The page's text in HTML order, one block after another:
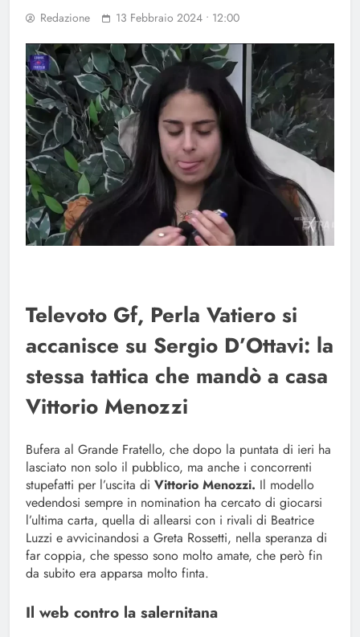
Redazione 13 Febbraio 2024 • 12:00
Televoto Gf, Perla Vatiero si
accanisce su Sergio D’Ottavi: la
stessa tattica che mandò a casa
Vittorio Menozzi
Bufera al Grande Fratello, che dopo la puntata di ieri ha
lasciato non solo il pubblico, ma anche i concorrenti
stupefatti per l’uscita di Vittorio Menozzi. Il modello
vedendosi sempre in nomination ha cercato di giocarsi
l’ultima carta, quella di allearsi con i rivali di Beatrice
Luzzi e avvicinandosi a Greta Rossetti, nella speranza di
far coppia, che spesso sono molto amate, che però fin
da subito era apparsa molto finta.
Il web contro la salernitana